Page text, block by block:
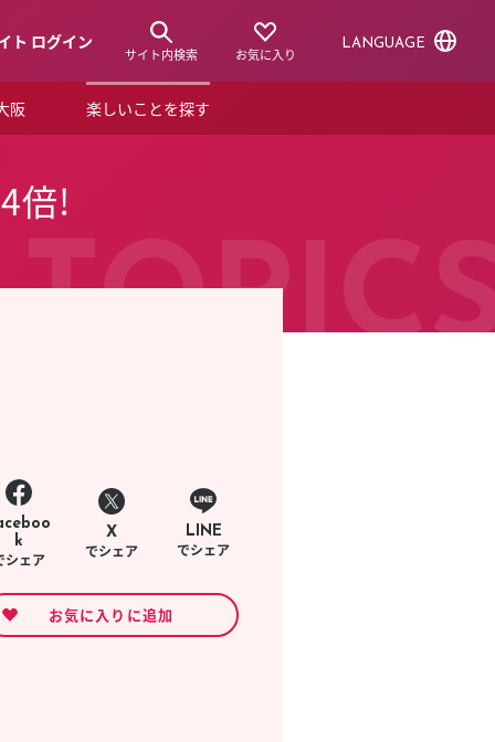
ト ログイン
サイト内検索 お気に入り
LANGUAGE
阪
から！
い方）
きたい
楽しいことを探す
ショップニュース
ルクアスタイル
特集
倍!
k
シェア
X
でシェア
LINE
でシェア
お気に入りに追加